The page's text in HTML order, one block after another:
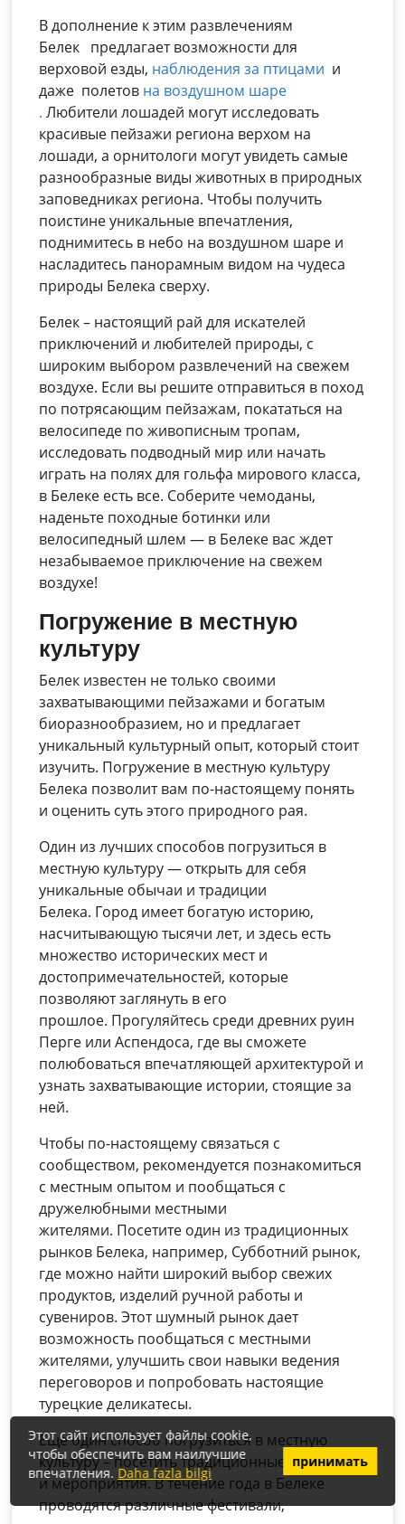
В дополнение к этим развлечениям
Белек предлагает возможности для
верховой езды, наблюдения за птицами и
даже полетов на воздушном шаре
. Любители лошадей могут исследовать
красивые пейзажи региона верхом на
лошади, а орнитологи могут увидеть самые
разнообразные виды животных в природных
заповедниках региона. Чтобы получить
поистине уникальные впечатления,
поднимитесь в небо на воздушном шаре и
насладитесь панорамным видом на чудеса
природы Белека сверху.
Белек – настоящий рай для искателей
приключений и любителей природы, с
широким выбором развлечений на свежем
воздухе. Если вы решите отправиться в поход
по потрясающим пейзажам, покататься на
велосипеде по живописным тропам,
исследовать подводный мир или начать
играть на полях для гольфа мирового класса,
в Белеке есть все. Соберите чемоданы,
наденьте походные ботинки или
велосипедный шлем — в Белеке вас ждет
незабываемое приключение на свежем
воздухе!
Погружение в местную
культуру
Белек известен не только своими
захватывающими пейзажами и богатым
биоразнообразием, но и предлагает
уникальный культурный опыт, который стоит
изучить. Погружение в местную культуру
Белека позволит вам по-настоящему понять
и оценить суть этого природного рая.
Один из лучших способов погрузиться в
местную культуру — открыть для себя
уникальные обычаи и традиции
Белека. Город имеет богатую историю,
насчитывающую тысячи лет, и здесь есть
множество исторических мест и
достопримечательностей, которые
позволяют заглянуть в его
прошлое. Прогуляйтесь среди древних руин
Перге или Аспендоса, где вы сможете
полюбоваться впечатляющей архитектурой и
узнать захватывающие истории, стоящие за
ней.
Чтобы по-настоящему связаться с
сообществом, рекомендуется познакомиться
с местным опытом и пообщаться с
дружелюбными местными
жителями. Посетите один из традиционных
рынков Белека, например, Субботний рынок,
где можно найти широкий выбор свежих
продуктов, изделий ручной работы и
сувениров. Этот шумный рынок дает
возможность пообщаться с местными
жителями, улучшить свои навыки ведения
переговоров и попробовать настоящие
турецкие деликатесы.
Еще один способ погрузиться в местную
культуру – посетить традиционные фестивали
и мероприятия. В течение года в Белеке
проводятся различные фестивали,
Этот сайт использует файлы cookie,
чтобы обеспечить вам наилучшие
впечатления.Daha fazla bilgi
принимать